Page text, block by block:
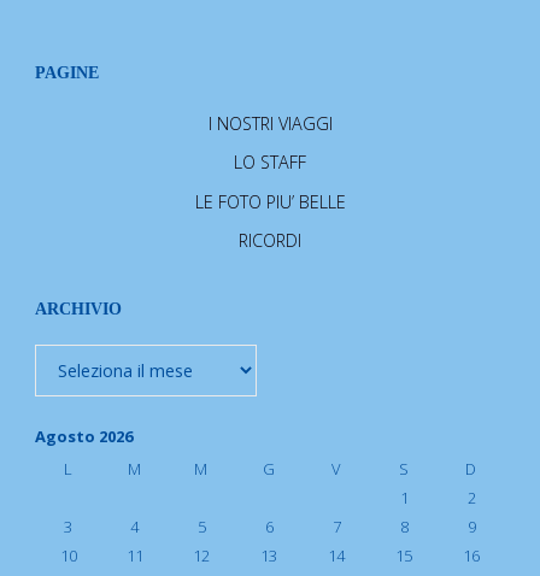
PAGINE
I NOSTRI VIAGGI
LO STAFF
LE FOTO PIU’ BELLE
RICORDI
ARCHIVIO
Archivio
Agosto 2026
L
M M G V S
D
1
2
3
4 5 6 7 8
9
10
11 12 13 14 15
16